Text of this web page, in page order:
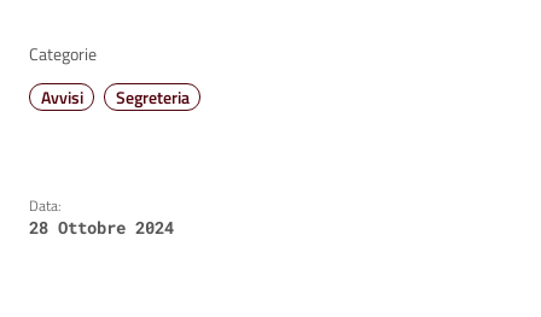
Categorie
Avvisi
Segreteria
Data:
28 Ottobre 2024